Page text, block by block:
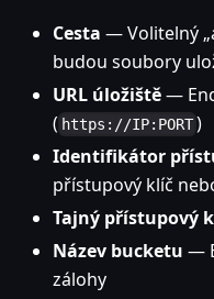
Cesta — Volitelný
budou soubory
URL úložiště—
( https://IP:PORT)
Identifikátor
přístupový klíč
Tajný přístupový
Název bucketu —
zálohy